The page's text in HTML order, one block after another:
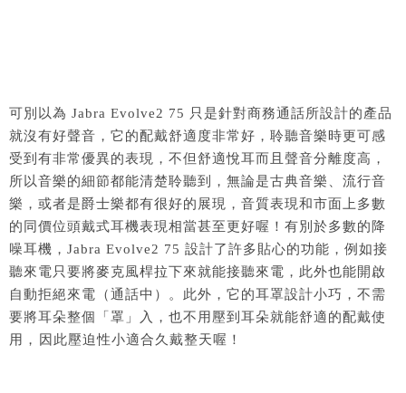
可別以為 Jabra Evolve2 75 只是針對商務通話所設計的產品
就沒有好聲音，它的配戴舒適度非常好，聆聽音樂時更可感
受到有非常優異的表現，不但舒適悅耳而且聲音分離度高，
所以音樂的細節都能清楚聆聽到，無論是古典音樂、流行音
樂，或者是爵士樂都有很好的展現，音質表現和市面上多數
的同價位頭戴式耳機表現相當甚至更好喔！有別於多數的降
噪耳機，Jabra Evolve2 75 設計了許多貼心的功能，例如接
聽來電只要將麥克風桿拉下來就能接聽來電，此外也能開啟
自動拒絕來電（通話中）。此外，它的耳罩設計小巧，不需
要將耳朵整個「罩」入，也不用壓到耳朵就能舒適的配戴使
用，因此壓迫性小適合久戴整天喔！